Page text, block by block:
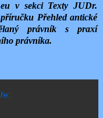
v sekci Texty JUDr.
Přehled antické
právník s praxí
právníka.